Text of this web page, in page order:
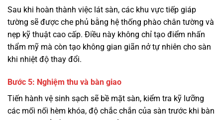
Sau khi hoàn thành việc lát sàn, các khu vực tiếp giáp
tường sẽ được che phủ bằng hệ thống phào chân tường và
nẹp kỹ thuật cao cấp. Điều này không chỉ tạo điểm nhấn
thẩm mỹ mà còn tạo không gian giãn nở tự nhiên cho sàn
khi nhiệt độ thay đổi.
Bước 5: Nghiệm thu và bàn giao
Tiến hành vệ sinh sạch sẽ bề mặt sàn, kiểm tra kỹ lưỡng
các mối nối hèm khóa, độ chắc chắn của sàn trước khi bàn